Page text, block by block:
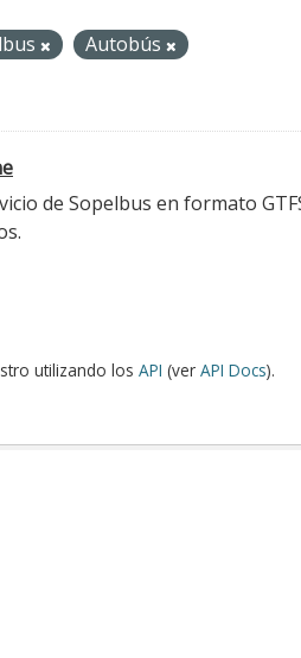
Autobús
de Sopelbus en formato
utilizando los API (ver API Docs).